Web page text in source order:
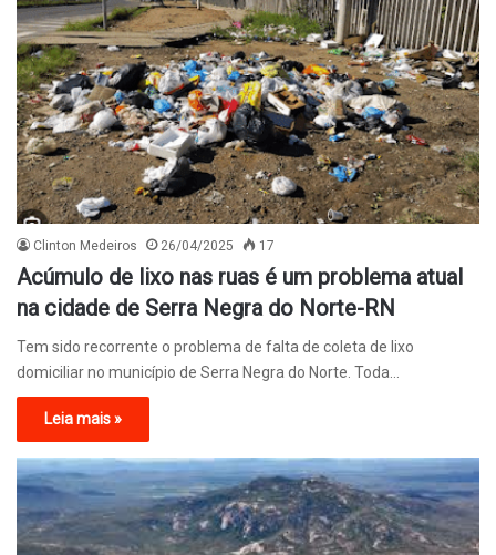
Clinton Medeiros 26/04/2025 17
Acúmulo de lixo nas ruas é um problema atual
na cidade de Serra Negra do Norte-RN
Tem sido recorrente o problema de falta de coleta de lixo
domiciliar no município de Serra Negra do Norte. Toda…
Leia mais »